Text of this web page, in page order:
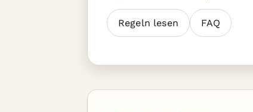
Regeln lesen FAQ